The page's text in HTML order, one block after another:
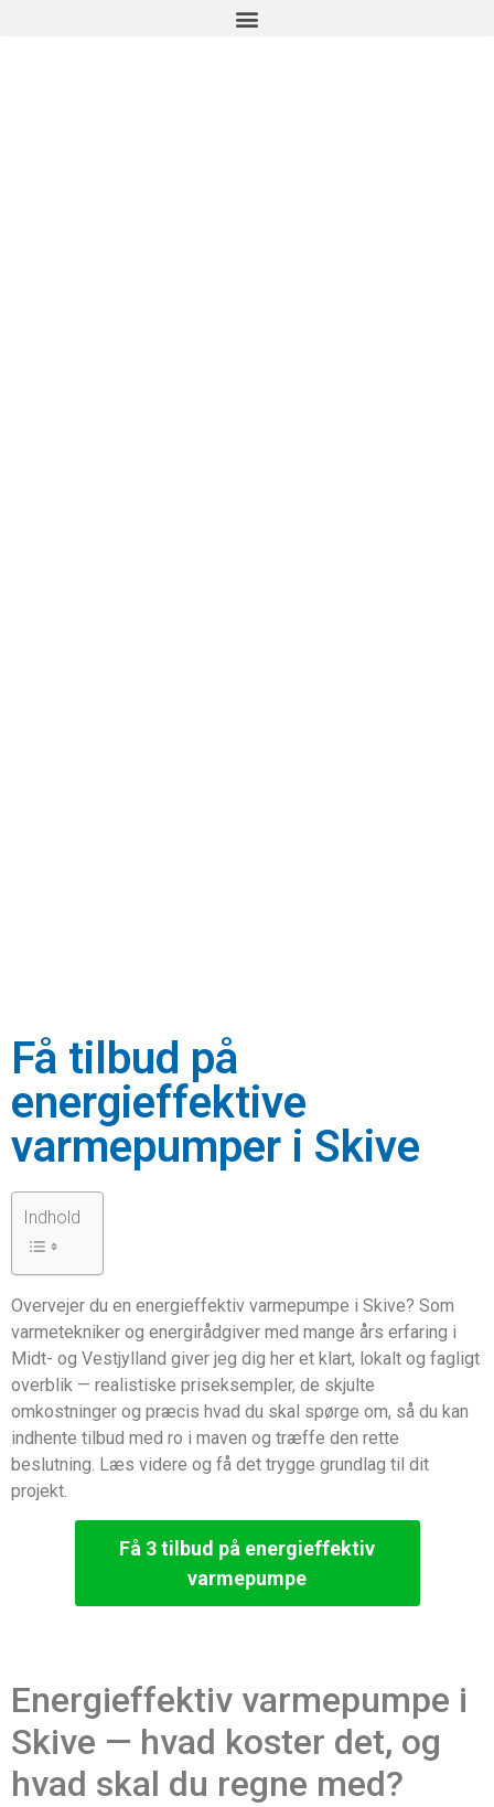
Få tilbud på
energieffektive
varmepumper i Skive
Indhold
Overvejer du en energieffektiv varmepumpe i Skive? Som
varmetekniker og energirådgiver med mange års erfaring i
Midt- og Vestjylland giver jeg dig her et klart, lokalt og fagligt
overblik — realistiske priseksempler, de skjulte
omkostninger og præcis hvad du skal spørge om, så du kan
indhente tilbud med ro i maven og træffe den rette
beslutning. Læs videre og få det trygge grundlag til dit
projekt.
Få 3 tilbud på energieffektiv
varmepumpe
Energieffektiv varmepumpe i
Skive — hvad koster det, og
hvad skal du regne med?